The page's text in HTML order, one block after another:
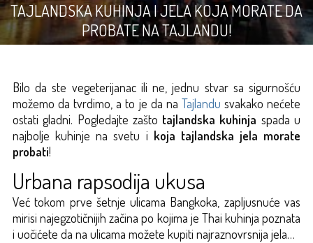
TAJLANDSKA KUHINJA I JELA KOJA MORATE DA
PROBATE NA TAJLANDU!
Bilo da ste vegeterijanac ili ne, jednu stvar sa sigurnošću
možemo da tvrdimo, a to je da na Tajlandu svakako nećete
ostati gladni. Pogledajte zašto tajlandska kuhinja spada u
najbolje kuhinje na svetu i koja tajlandska jela morate
probati!
Urbana rapsodija ukusa
Već tokom prve šetnje ulicama Bangkoka, zapljusnuće vas
mirisi najegzotičnijih začina po kojima je Thai kuhinja poznata
i uočićete da na ulicama možete kupiti najraznovrsnija jela…